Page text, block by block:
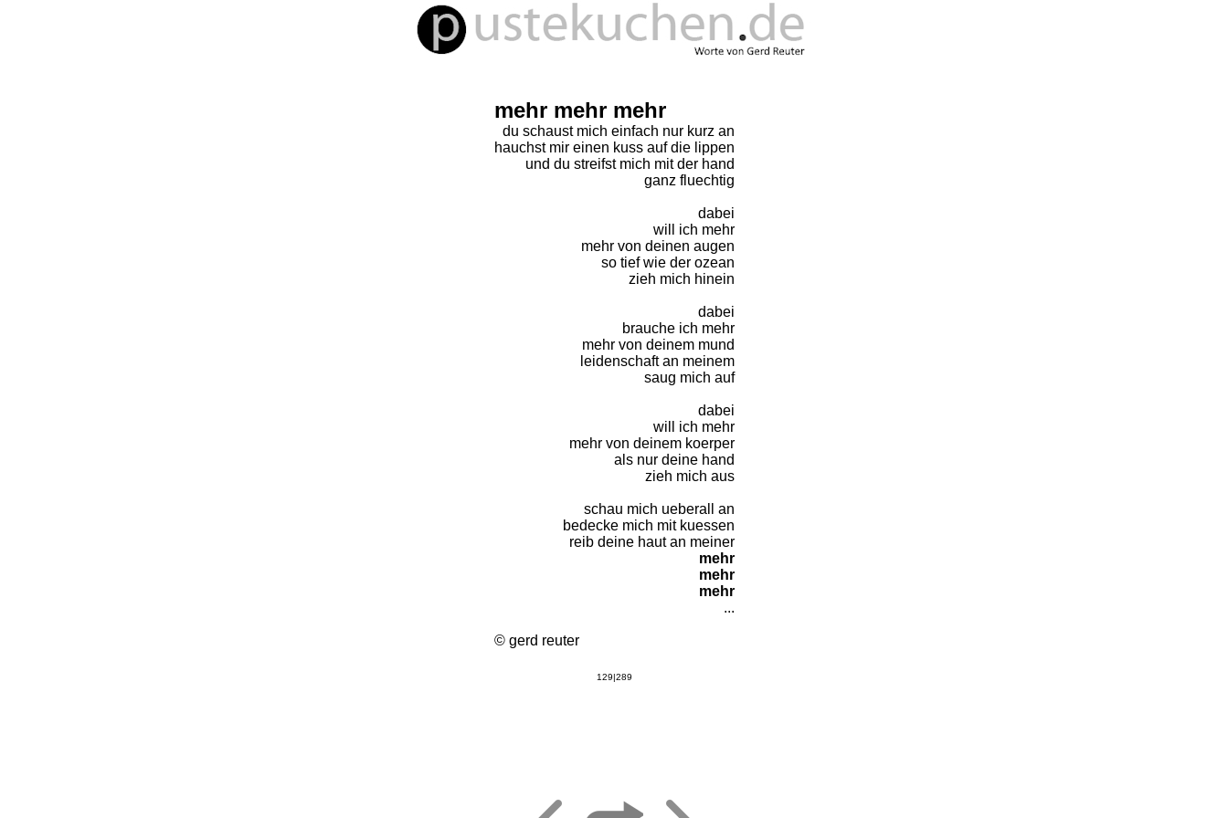
mehr mehr mehr
du schaust mich einfach nur kurz an
hauchst mir einen kuss auf die lippen
und du streifst mich mit der hand
ganz fluechtig
dabei
will ich mehr
mehr von deinen augen
so tief wie der ozean
zieh mich hinein
dabei
brauche ich mehr
mehr von deinem mund
leidenschaft an meinem
saug mich auf
dabei
will ich mehr
mehr von deinem koerper
als nur deine hand
zieh mich aus
schau mich ueberall an
bedecke mich mit kuessen
reib deine haut an meiner
mehr
mehr
mehr
...
© gerd reuter
129|289